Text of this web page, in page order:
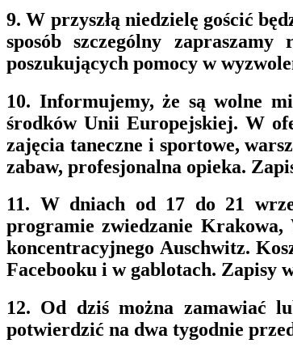
9. W przyszłą niedzielę gościć
sposób szczególny
poszukujących pomocy w
10. Informujemy, że są wolne
środków Unii Europejskiej. W
zajęcia taneczne i sportowe,
zabaw, profesjonalna opieka.
11. W dniach od 17 do 21
programie zwiedzanie Krakowa,
koncentracyjnego Auschwitz.
Facebooku i w gablotach. Zapisy
12. Od dziś można zamawiać
potwierdzić na dwa tygodnie